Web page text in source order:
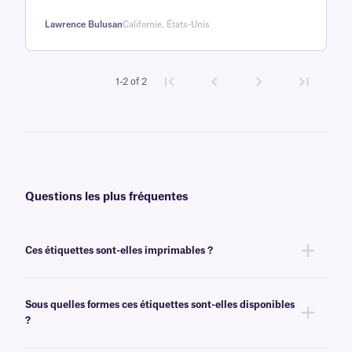
Lawrence BulusanCalifornie, États-Unis
1-2 of 2
Questions les plus fréquentes
Ces étiquettes sont-elles imprimables ?
marquées à l'aide de nos marqueurs cryogéniques
permanents
Sous quelles formes ces étiquettes sont-elles disponibles
?